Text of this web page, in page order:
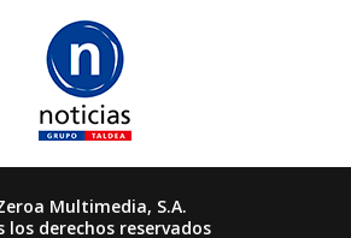
Multimedia, S.A.
los derechos reservados